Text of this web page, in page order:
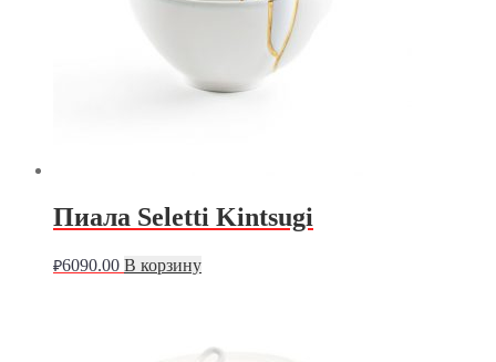
Пиала Seletti Kintsugi
₽6090.00 В корзину